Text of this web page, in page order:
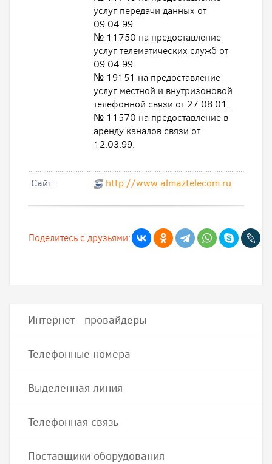
услуг передачи данных от
09.04.99.
№ 11750 на предоставление
услуг телематических служб от
09.04.99.
№ 19151 на предоставление
услуг местной и внутризоновой
телефонной связи от 27.08.01.
№ 11570 на предоставление в
аренду каналов связи от
12.03.99.
Cайт: http://www.almaztelecom.ru
Поделитесь с друзьями:
Интернет провайдеры
Телефонные номера
Выделенная линия
Телефонная связь
Поставщики оборудования